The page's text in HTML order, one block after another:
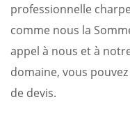
professionnelle
comme nous la
appel à nous et à
domaine, vous
de devis.